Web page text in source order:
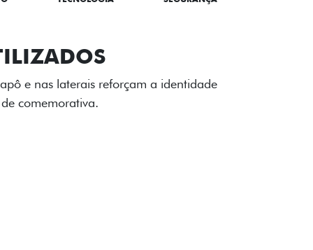
e nas laterais reforçam a identidade
comemorativa.